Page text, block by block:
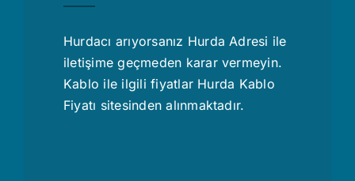
Hurdacı arıyorsanız Hurda Adresi ile
iletişime geçmeden karar vermeyin.
Kablo ile ilgili fiyatlar Hurda Kablo
Fiyatı sitesinden alınmaktadır.